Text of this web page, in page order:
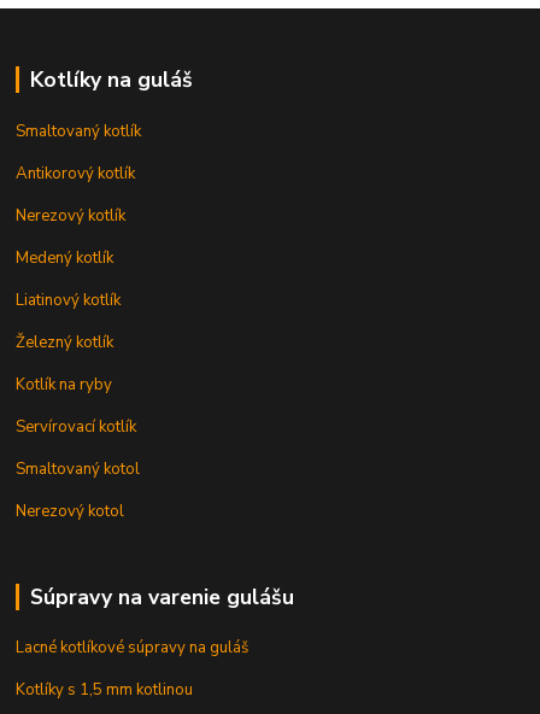
Kotlíky na guláš
Smaltovaný kotlík
Antikorový kotlík
Nerezový kotlík
Medený kotlík
Liatinový kotlík
Železný kotlík
Kotlík na ryby
Servírovací kotlík
Smaltovaný kotol
Nerezový kotol
Súpravy na varenie gulášu
Lacné kotlíkové súpravy na guláš
Kotlíky s 1,5 mm kotlinou